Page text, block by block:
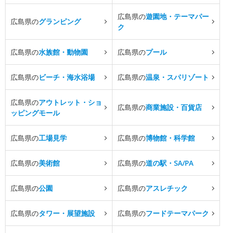
広島県のグランピング
広島県の遊園地・テーマパー
ク
広島県の水族館・動物園 広島県のプール
広島県のビーチ・海水浴場 広島県の温泉・スパリゾート
広島県のアウトレット・ショ
ッピングモール
広島県の商業施設・百貨店
広島県の工場見学 広島県の博物館・科学館
広島県の美術館 広島県の道の駅・SA/PA
広島県の公園 広島県のアスレチック
広島県のタワー・展望施設 広島県のフードテーマパーク